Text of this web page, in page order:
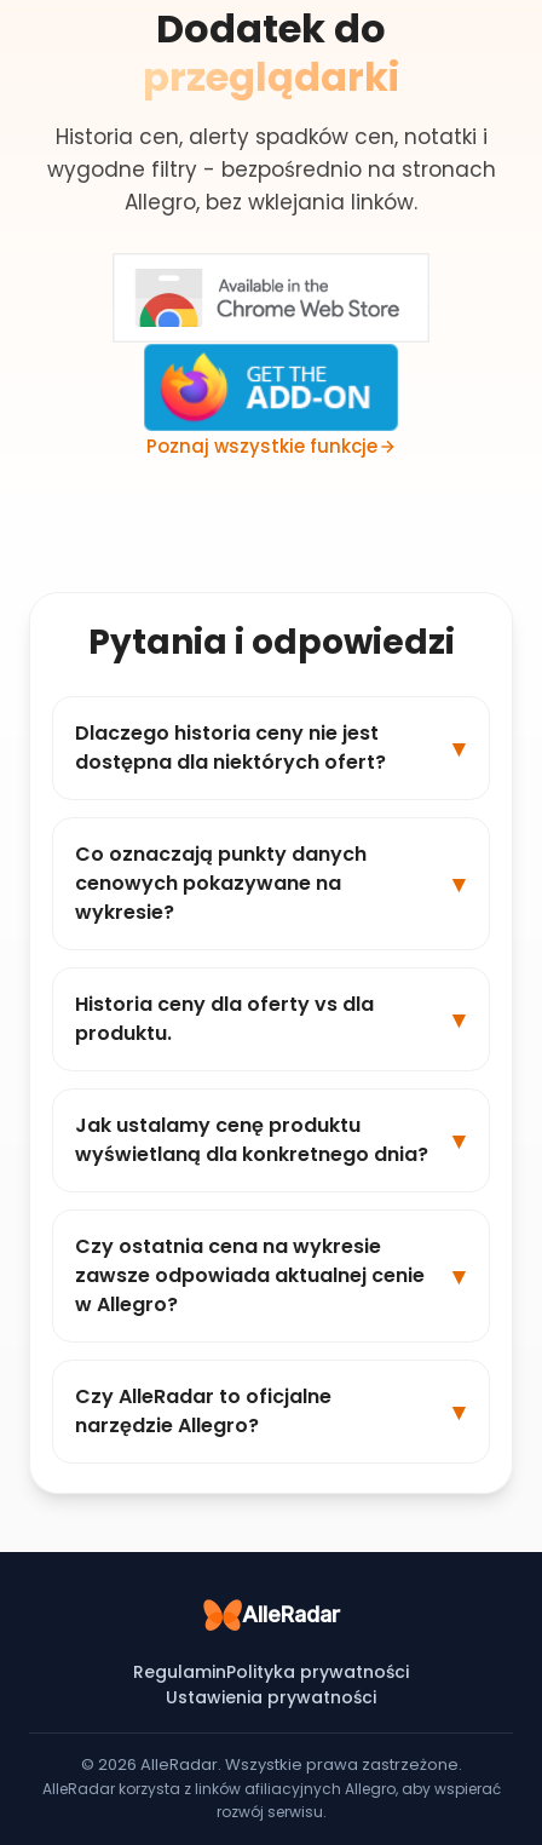
Dodatek do
przeglądarki
Historia cen, alerty spadków cen, notatki i
wygodne filtry - bezpośrednio na stronach
Allegro, bez wklejania linków.
Poznaj wszystkie funkcje
Pytania i odpowiedzi
Dlaczego historia ceny nie jest
dostępna dla niektórych ofert?
Co oznaczają punkty danych
cenowych pokazywane na
wykresie?
Historia ceny dla oferty vs dla
produktu.
Jak ustalamy cenę produktu
wyświetlaną dla konkretnego dnia?
Czy ostatnia cena na wykresie
zawsze odpowiada aktualnej cenie
w Allegro?
Czy AlleRadar to oficjalne
narzędzie Allegro?
AlleRadar
RegulaminPolityka prywatności
Ustawienia prywatności
© 2026 AlleRadar. Wszystkie prawa zastrzeżone.
AlleRadar korzysta z linków afiliacyjnych Allegro, aby wspierać
rozwój serwisu.